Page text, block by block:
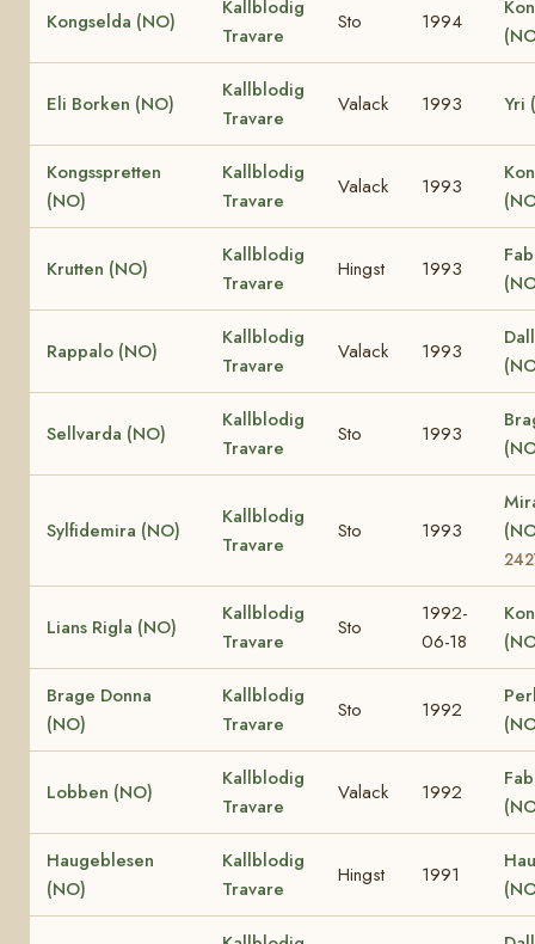
Kongselda (NO)
Kallblodig
Travare
Sto 1994
Eli Borken (NO)
Kallblodig
Travare
Valack 1993 Yri
Kongsspretten
(NO)
Kallblodig
Travare
Valack 1993
Krutten (NO)
Kallblodig
Travare
Hingst 1993
Rappalo (NO)
Kallblodig
Travare
Valack 1993
Sellvarda (NO)
Kallblodig
Travare
Sto 1993
Sylfidemira (NO)
Kallblodig
Travare
Sto 1993
Lians Rigla (NO)
Kallblodig
Travare
Sto
1992-
06-18
Brage Donna
(NO)
Kallblodig
Travare
Sto 1992
Lobben (NO)
Kallblodig
Travare
Valack 1992
Haugeblesen
(NO)
Kallblodig
Travare
Hingst 1991